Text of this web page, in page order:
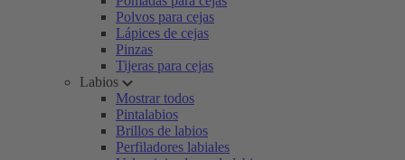
Polvos para cejas
Lápices de cejas
Pinzas
Tijeras para cejas
Labios
Mostrar todos
Pintalabios
Brillos de labios
Perfiladores labiales